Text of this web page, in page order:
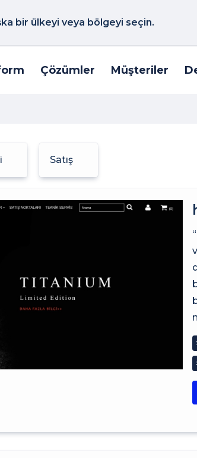
bir ülkeyi veya bölgeyi seçin.
Çözümler Müşteriler
Satış